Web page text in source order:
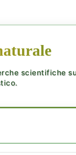
scientifiche